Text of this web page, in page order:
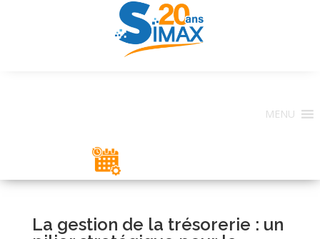
MENU
La gestion de la trésorerie : un